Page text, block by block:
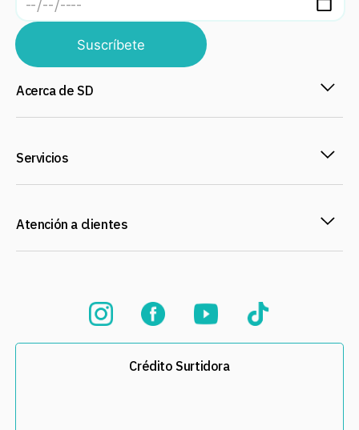
Suscríbete
Acerca de SD
Servicios
Atención a clientes
Crédito Surtidora